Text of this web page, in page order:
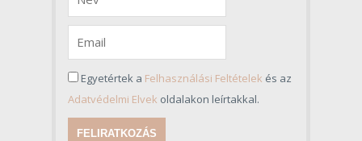
Egyetértek a Felhasználási Feltételek és az
Adatvédelmi Elvek oldalakon leírtakkal.
FELIRATKOZÁS